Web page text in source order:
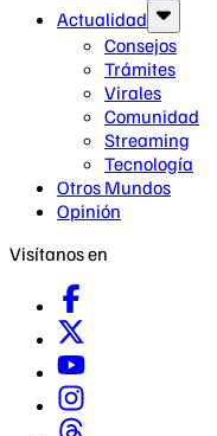
Actualidad
Consejos
Trámites
Virales
Comunidad
Streaming
Tecnología
Otros Mundos
Opinión
Visítanos en